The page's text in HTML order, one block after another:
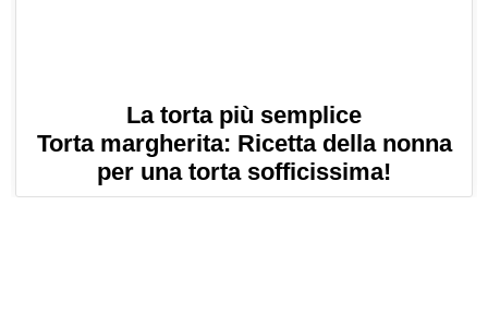
La torta più semplice
Torta margherita: Ricetta della nonna
per una torta sofficissima!